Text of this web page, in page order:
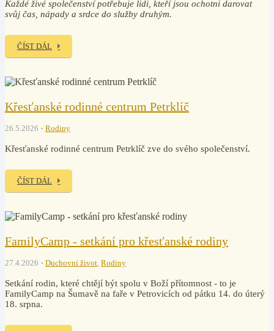
Každé živé společenství potřebuje lidi, kteří jsou ochotni darovat
svůj čas, nápady a srdce do služby druhým.
ČÍST DÁL
Křesťanské rodinné centrum Petrklíč
26.5.2026 Rodiny
Křesťanské rodinné centrum Petrklíč zve do svého společenství.
ČÍST DÁL
FamilyCamp - setkání pro křesťanské rodiny
27.4.2026 Duchovní život, Rodiny
Setkání rodin, které chtějí být spolu v Boží přítomnost - to je
FamilyCamp na Šumavě na faře v Petrovicích od pátku 14. do úterý
18. srpna.